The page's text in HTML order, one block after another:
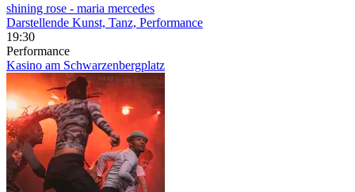
shining rose - maria mercedes
Darstellende Kunst, Tanz, Performance
19:30
Performance
Kasino am Schwarzenbergplatz